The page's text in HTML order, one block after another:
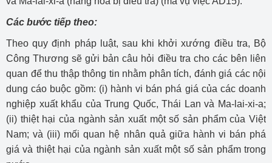
Các bước tiếp theo:
Theo quy định pháp luật, sau khi khởi xướng điều tra, Bộ
Công Thương sẽ gửi bản câu hỏi điều tra cho các bên liên
quan để thu thập thông tin nhằm phân tích, đánh giá các nội
dung cáo buộc gồm: (i) hành vi bán phá giá của các doanh
nghiệp xuất khẩu của Trung Quốc, Thái Lan và Ma-lai-xi-a;
(ii) thiệt hại của ngành sản xuất một số sản phẩm của Việt
Nam; và (iii) mối quan hệ nhân quả giữa hành vi bán phá
giá và thiệt hại của ngành sản xuất một số sản phẩm trong